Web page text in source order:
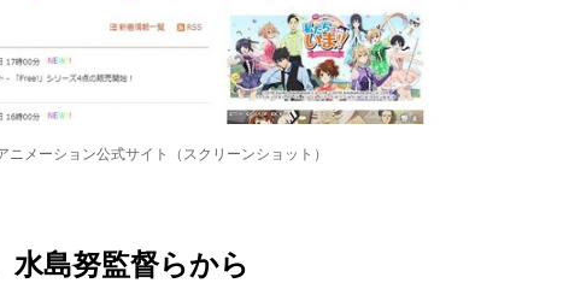
ニメーション公式サイト（スクリーンショット）
水島努監督らから